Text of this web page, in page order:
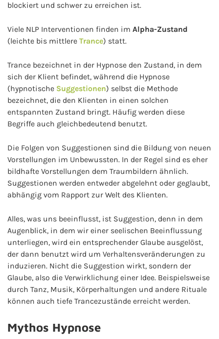
blockiert und schwer zu erreichen ist.
Viele NLP Interventionen finden im Alpha-Zustand
(leichte bis mittlere Trance) statt.
Trance bezeichnet in der Hypnose den Zustand, in dem
sich der Klient befindet, während die Hypnose
(hypnotische Suggestionen) selbst die Methode
bezeichnet, die den Klienten in einen solchen
entspannten Zustand bringt. Häufig werden diese
Begriffe auch gleichbedeutend benutzt.
Die Folgen von Suggestionen sind die Bildung von neuen
Vorstellungen im Unbewussten. In der Regel sind es eher
bildhafte Vorstellungen dem Traumbildern ähnlich.
Suggestionen werden entweder abgelehnt oder geglaubt,
abhängig vom Rapport zur Welt des Klienten.
Alles, was uns beeinflusst, ist Suggestion, denn in dem
Augenblick, in dem wir einer seelischen Beeinflussung
unterliegen, wird ein entsprechender Glaube ausgelöst,
der dann benutzt wird um Verhaltensveränderungen zu
induzieren. Nicht die Suggestion wirkt, sondern der
Glaube, also die Verwirklichung einer Idee. Beispielsweise
durch Tanz, Musik, Körperhaltungen und andere Rituale
können auch tiefe Trancezustände erreicht werden.
Mythos Hypnose